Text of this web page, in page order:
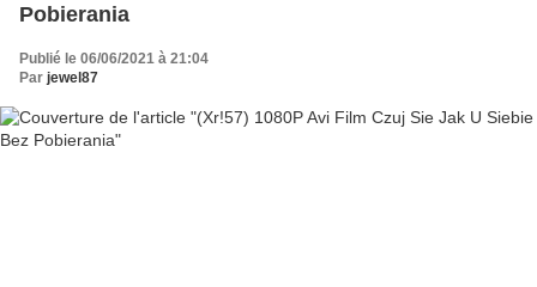
Pobierania
Publié le 06/06/2021 à 21:04
Par jewel87